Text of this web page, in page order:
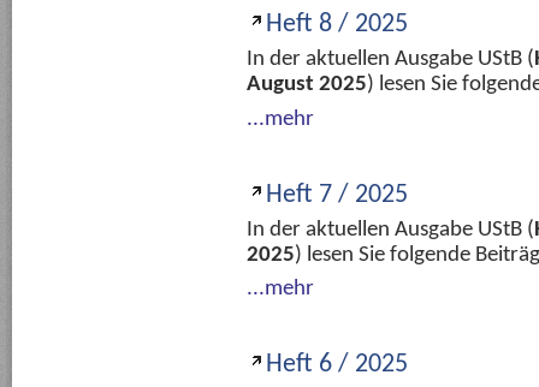
Heft 8 / 2025
In der aktuellen Ausgabe UStB (
August 2025) lesen Sie
...mehr
Heft 7 / 2025
In der aktuellen Ausgabe UStB (
2025) lesen Sie folgende
...mehr
Heft 6 / 2025